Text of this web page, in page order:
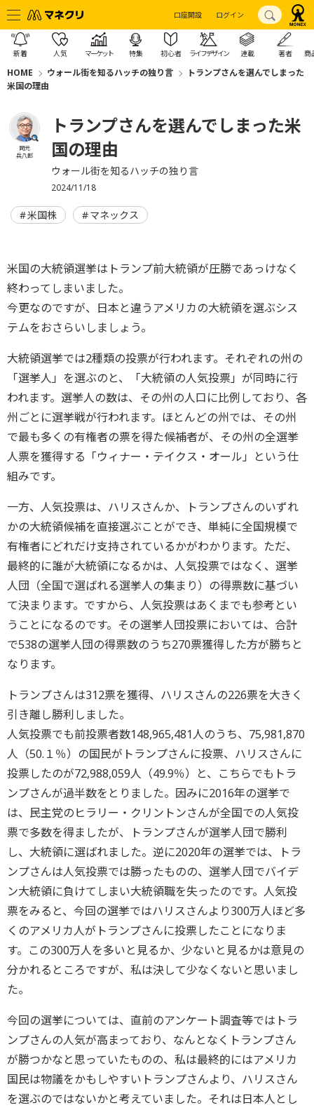
口座開設 ログイン
新着 人気 マーケット 特集 初心者 ライフデザイン 連載 著者 商
HOME ウォール街を知るハッチの独り言
トランプさんを選んでしまった
米国の理由
岡元
兵八郎
トランプさんを選んでしまった米
国の理由
ウォール街を知るハッチの独り言
2024/11/18
米国株 マネックス
米国の大統領選挙はトランプ前大統領が圧勝であっけなく
終わってしまいました。
今更なのですが、日本と違うアメリカの大統領を選ぶシス
テムをおさらいしましょう。
大統領選挙では2種類の投票が行われます。それぞれの州の
「選挙人」を選ぶのと、「大統領の人気投票」が同時に行
われます。選挙人の数は、その州の人口に比例しており、各
州ごとに選挙戦が行われます。ほとんどの州では、その州
で最も多くの有権者の票を得た候補者が、その州の全選挙
人票を獲得する「ウィナー・テイクス・オール」という仕
組みです。
一方、人気投票は、ハリスさんか、トランプさんのいずれ
かの大統領候補を直接選ぶことができ、単純に全国規模で
有権者にどれだけ支持されているかがわかります。ただ、
最終的に誰が大統領になるかは、人気投票ではなく、選挙
人団（全国で選ばれる選挙人の集まり）の得票数に基づい
て決まります。ですから、人気投票はあくまでも参考とい
うことになるのです。その選挙人団投票においては、合計
で538の選挙人団の得票数のうち270票獲得した方が勝ちと
なります。
トランプさんは312票を獲得、ハリスさんの226票を大きく
引き離し勝利しました。
人気投票でも前投票者数148,965,481人のうち、75,981,870
人（50.１％）の国民がトランプさんに投票、ハリスさんに
投票したのが72,988,059人（49.9％）と、こちらでもトラ
ンプさんが過半数をとりました。因みに2016年の選挙で
は、民主党のヒラリー・クリントンさんが全国での人気投
票で多数を得ましたが、トランプさんが選挙人団で勝利
し、大統領に選ばれました。逆に2020年の選挙では、トラ
ンプさんは人気投票では勝ったものの、選挙人団でバイデ
ン大統領に負けてしまい大統領職を失ったのです。人気投
票をみると、今回の選挙ではハリスさんより300万人ほど多
くのアメリカ人がトランプさんに投票したことになりま
す。この300万人を多いと見るか、少ないと見るかは意見の
分かれるところですが、私は決して少なくないと思いまし
た。
今回の選挙については、直前のアンケート調査等ではトラ
ンプさんの人気が高まっており、なんとなくトランプさん
が勝つかなと思っていたものの、私は最終的にはアメリカ
国民は物議をかもしやすいトランプさんより、ハリスさん
を選ぶのではないかと考えていました。それは日本人とし